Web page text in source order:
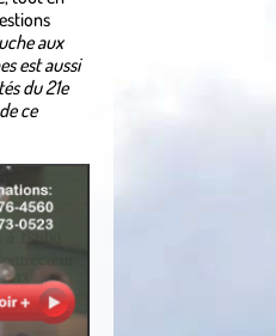
aux
est aussi
du 21e
ce